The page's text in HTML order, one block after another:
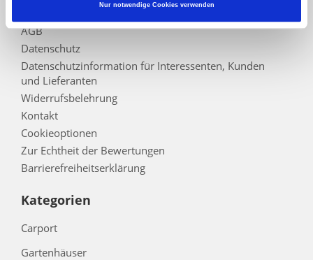
Nur notwendige Cookies verwenden
AGB
Datenschutz
Datenschutzinformation für Interessenten, Kunden
und Lieferanten
Widerrufsbelehrung
Kontakt
Cookieoptionen
Zur Echtheit der Bewertungen
Barrierefreiheitserklärung
Kategorien
Carport
Gartenhäuser